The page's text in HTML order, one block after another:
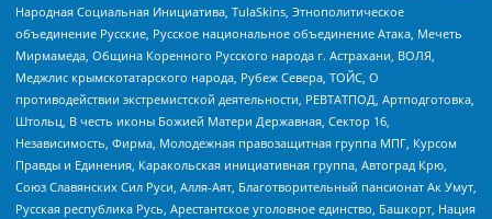
Народная Социальная Инициатива, TulaSkins, Этнополитическое
объединение Русские, Русское национальное объединение Атака, Мечеть
Мирмамеда, Община Коренного Русского народа г. Астрахани, ВОЛЯ,
Меджлис крымскотатарского народа, Рубеж Севера, ТОЙС, О
противодействии экстремистской деятельности, РЕВТАТПОД, Артподготовка,
Штольц, В честь иконы Божией Матери Державная, Сектор 16,
Независимость, Фирма, Молодежная правозащитная группа МПГ, Курсом
Правды и Единения, Каракольская инициативная группа, Автоград Крю,
Союз Славянских Сил Руси, Алля-Аят, Благотворительный пансионат Ак Умут,
Русская республика Русь, Арестантское уголовное единство, Башкорт, Нация